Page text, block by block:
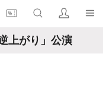
上がり」公演